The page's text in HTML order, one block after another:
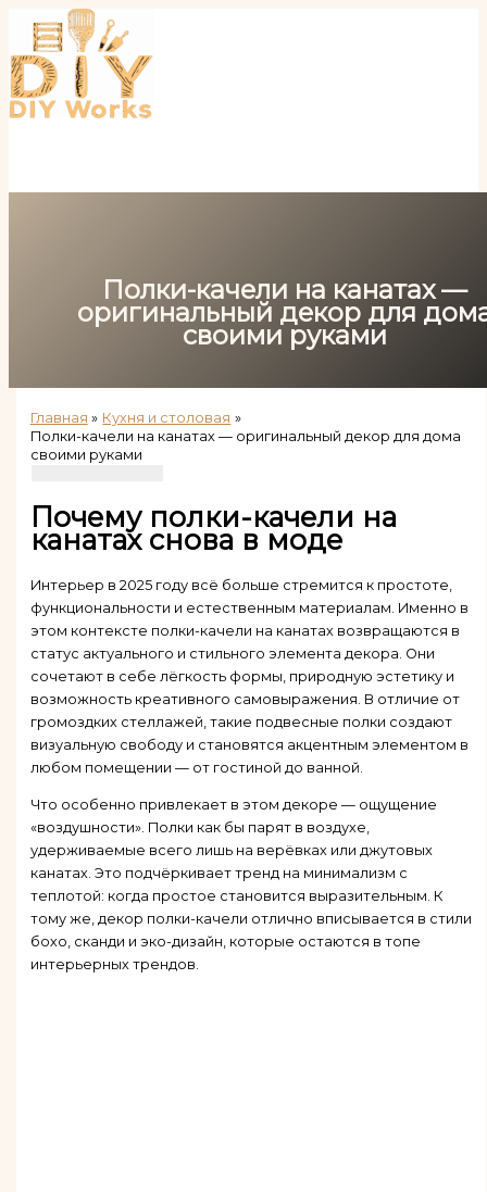
Перейти
содержимому
Полки-качели на канатах —
оригинальный декор для
своими руками
Главная
Кухня и столовая
Полки-качели на канатах — оригинальный декор для дома
своими руками
Почему полки-качели на
канатах снова в моде
Интерьер в 2025 году всё больше стремится к простоте,
функциональности и естественным материалам. Именно в
этом контексте полки-качели на канатах возвращаются в
статус актуального и стильного элемента декора. Они
сочетают в себе лёгкость формы, природную эстетику и
возможность креативного самовыражения. В отличие от
громоздких стеллажей, такие подвесные полки создают
визуальную свободу и становятся акцентным элементом в
любом помещении — от гостиной до ванной.
Что особенно привлекает в этом декоре — ощущение
«воздушности». Полки как бы парят в воздухе,
удерживаемые всего лишь на верёвках или джутовых
канатах. Это подчёркивает тренд на минимализм с
теплотой: когда простое становится выразительным. К
тому же, декор полки-качели отлично вписывается в стили
бохо, сканди и эко-дизайн, которые остаются в топе
интерьерных трендов.